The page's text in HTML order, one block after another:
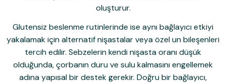
oluşturur.
Glutensiz beslenme rutinlerinde ise aynı bağlayıcı etkiyi
yakalamak için alternatif nişastalar veya özel un bileşenleri
tercih edilir. Sebzelerin kendi nişasta oranı düşük
olduğunda, çorbanın duru ve sulu kalmasını engellemek
adına yapısal bir destek gerekir. Doğru bir bağlayıcı,